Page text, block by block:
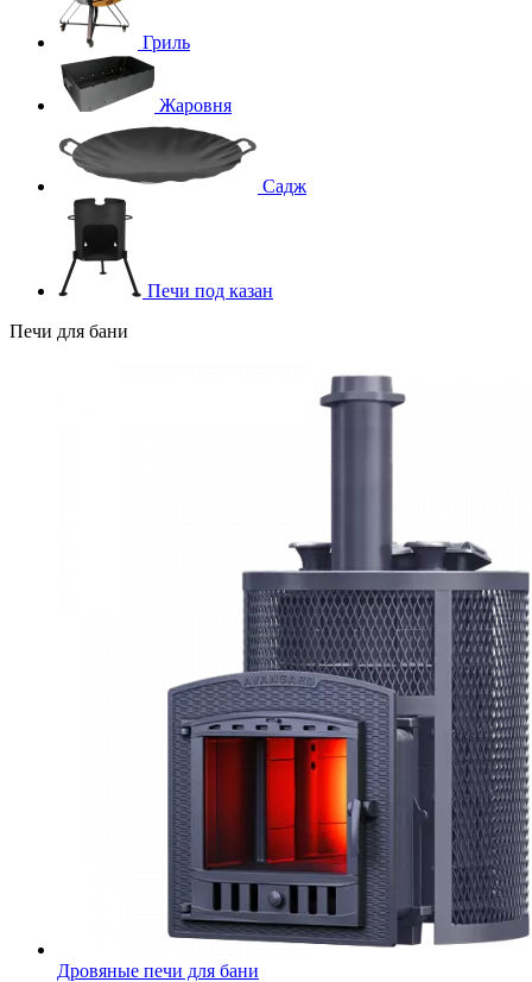
Гриль
Жаровня
Садж
Печи под казан
Печи для бани
Дровяные печи для бани